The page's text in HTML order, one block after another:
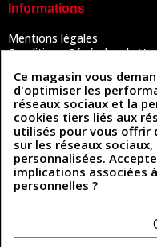
Informations
Mentions légales
Conditions Générales de
Politique des cookies
Contactez-nous
Coordonnées
493 Chemin de
81300 Graulhet
Ce magasin vous
d'optimiser les
réseaux sociaux et la
cookies tiers liés aux
utilisés pour vous offrir
sur les réseaux
personnalisées.
implications associées
personnelles ?